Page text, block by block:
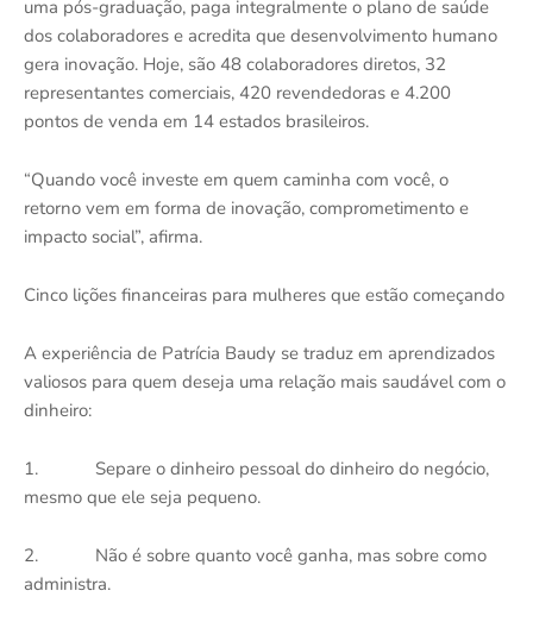
uma pós-graduação, paga integralmente o plano de saúde
dos colaboradores e acredita que desenvolvimento humano
gera inovação. Hoje, são 48 colaboradores diretos, 32
representantes comerciais, 420 revendedoras e 4.200
pontos de venda em 14 estados brasileiros.
“Quando você investe em quem caminha com você, o
retorno vem em forma de inovação, comprometimento e
impacto social”, afirma.
Cinco lições financeiras para mulheres que estão começando
A experiência de Patrícia Baudy se traduz em aprendizados
valiosos para quem deseja uma relação mais saudável com o
dinheiro:
1.
Separe o dinheiro pessoal do dinheiro do negócio,
mesmo que ele seja pequeno.
2.
Não é sobre quanto você ganha, mas sobre como
administra.